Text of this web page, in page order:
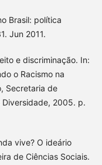
Brasil: política
Jun 2011.
e discriminação. In:
o Racismo na
Secretaria de
2005. p.
vive? O ideário
de Ciências Sociais.